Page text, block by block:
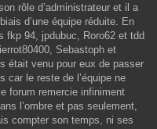
rôle d’administrateur et il a
d’une équipe réduite. En
fkp 94, jpdubuc, Roro62 et tdd
Sebastoph et
était venu pour eux de passer
car le reste de l’équipe ne
forum remercie infiniment
l’ombre et pas seulement,
compter son temps, ni ses